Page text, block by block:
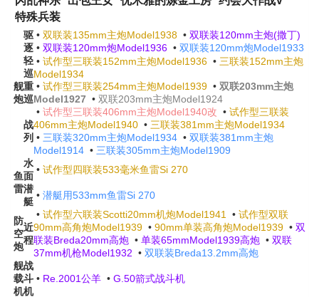
特殊兵装
舰
炮
驱
逐
• 双联装135mm主炮Model1938 • 双联装120mm主炮(撒丁)
• 双联装120mm炮Model1936 • 双联装120mm炮Model1933
轻
巡
• 试作型三联装152mm主炮Model1936 • 三联装152mm主炮
Model1934
重
巡
• 试作型三联装254mm主炮Model1939 • 双联203mm主炮
Model1927 • 双联203mm主炮Model1924
战
列
• 试作型三联装406mm主炮Model1940改 • 试作型三联装
406mm主炮Model1940 • 三联装381mm主炮Model1934
• 三联装320mm主炮Model1934 • 双联装381mm主炮
Model1914 • 三联装305mm主炮Model1909
鱼
雷
水
面
• 试作型四联装533毫米鱼雷Si 270
潜
艇
• 潜艇用533mm鱼雷Si 270
防
空
炮
近
程
• 试作型六联装Scotti20mm机炮Model1941 • 试作型双联
90mm高角炮Model1939 • 90mm单装高角炮Model1939 • 双
联装Breda20mm高炮 • 单装65mmModel1939高炮 • 双联
37mm机枪Model1932 • 双联装Breda13.2mm高炮
舰
载
机
战
斗
机
• Re.2001公羊 • G.50箭式战斗机